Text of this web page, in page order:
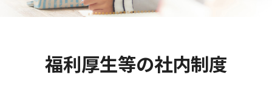
福利厚生等の社内制度